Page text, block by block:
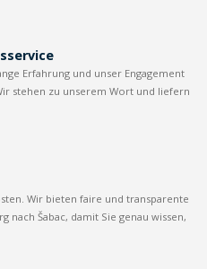
Erfahrung und unser Engagement
stehen zu unserem Wort und liefern
Wir bieten faire und transparente
nach Šabac, damit Sie genau wissen,